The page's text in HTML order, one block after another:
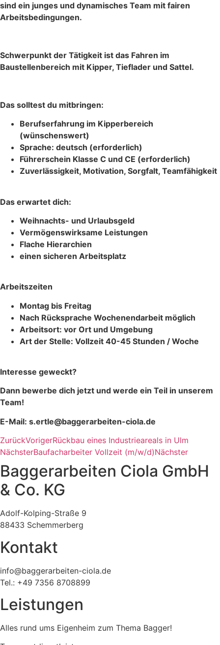
sind ein junges und dynamisches Team mit fairen
Arbeitsbedingungen.
Schwerpunkt der Tätigkeit ist das Fahren im
Baustellenbereich mit Kipper, Tieflader und Sattel.
Das solltest du mitbringen:
Berufserfahrung im Kipperbereich
(wünschenswert)
Sprache: deutsch (erforderlich)
Führerschein Klasse C und CE (erforderlich)
Zuverlässigkeit, Motivation, Sorgfalt, Teamfähigkeit
Das erwartet dich:
Weihnachts- und Urlaubsgeld
Vermögenswirksame Leistungen
Flache Hierarchien
einen sicheren Arbeitsplatz
Arbeitszeiten
Montag bis Freitag
Nach Rücksprache Wochenendarbeit möglich
Arbeitsort: vor Ort und Umgebung
Art der Stelle: Vollzeit 40-45 Stunden / Woche
Interesse geweckt?
Dann bewerbe dich jetzt und werde ein Teil in unserem
Team!
E-Mail: s.ertle@baggerarbeiten-ciola.de
ZurückVorigerRückbau eines Industrieareals in Ulm
NächsterBaufacharbeiter Vollzeit (m/w/d)Nächster
Baggerarbeiten Ciola GmbH
& Co. KG
Adolf-Kolping-Straße 9
88433 Schemmerberg
Kontakt
info@baggerarbeiten-ciola.de
Tel.: +49 7356 8708899
Leistungen
Alles rund ums Eigenheim zum Thema Bagger!